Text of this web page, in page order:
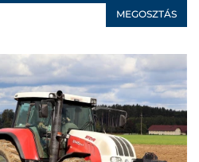
MEGOSZTÁS